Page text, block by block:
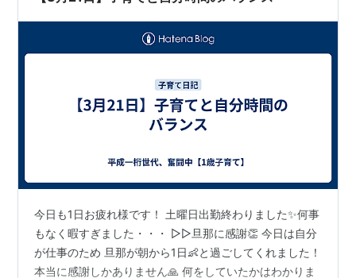
今日も1日お疲れ様です！ 土曜日出勤終わりました✨何事
もなく暇すぎました・・・ ▷▷旦那に感謝👏 今日は自分
が仕事のため 旦那が朝から1日👶と過ごしてくれました！
本当に感謝しかありません🙏 何をしていたかはわかりま